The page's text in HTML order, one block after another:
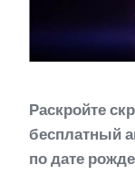
Раскройте
бесплатный
по дате